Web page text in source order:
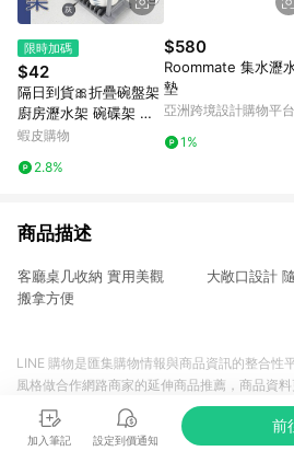
限時加碼
$42
隔日到貨🎀折疊碗盤架
廚房瀝水架 碗碟架 廚
房碗架 檯面瀝水 碗盤
水架 摺疊碗碟架 盤子
蝦皮購物
2.8%
$580
Roommate 集水瀝
墊
亞洲跨境設計購物平台
1%
商品描述
客廳桌几收納 實用美觀 大敞口設計
搬拿方便
加入筆記 設定到價通知
前
LINE 購物是匯集購物情報與商品資訊的整合性
風格做合作網路商家的延伸商品推薦，商品資
商品至各合作網路商家，確認現售價與購物條
準。